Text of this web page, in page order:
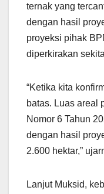
ternak yang
dengan hasil
proyeksi pihak
diperkirakan
“Ketika kita
batas. Luas areal
Nomor 6 Tahun
dengan hasil
2.600 hektar,”
Lanjut Muksid,